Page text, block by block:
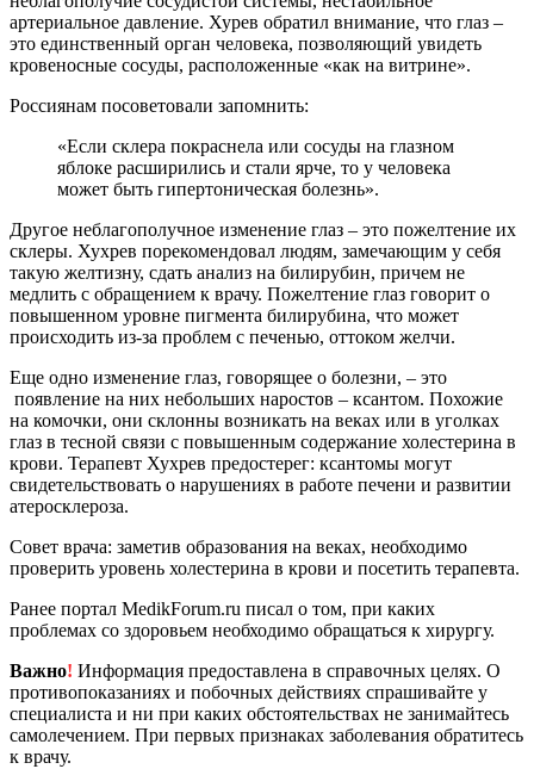
артериальное давление. Хурев обратил внимание, что глаз –
это единственный орган человека, позволяющий увидеть
кровеносные сосуды, расположенные «как на витрине».
Россиянам посоветовали запомнить:
«Если склера покраснела или сосуды на глазном
яблоке расширились и стали ярче, то у человека
может быть гипертоническая болезнь».
Другое неблагополучное изменение глаз – это пожелтение их
склеры. Хухрев порекомендовал людям, замечающим у себя
такую желтизну, сдать анализ на билирубин, причем не
медлить с обращением к врачу. Пожелтение глаз говорит о
повышенном уровне пигмента билирубина, что может
происходить из-за проблем с печенью, оттоком желчи.
Еще одно изменение глаз, говорящее о болезни, – это
появление на них небольших наростов – ксантом. Похожие
на комочки, они склонны возникать на веках или в уголках
глаз в тесной связи с повышенным содержание холестерина в
крови. Терапевт Хухрев предостерег: ксантомы могут
свидетельствовать о нарушениях в работе печени и развитии
атеросклероза.
Совет врача: заметив образования на веках, необходимо
проверить уровень холестерина в крови и посетить терапевта.
Ранее портал MedikForum.ru писал о том, при каких
проблемах со здоровьем необходимо обращаться к хирургу.
Важно! Информация предоставлена в справочных целях. О
противопоказаниях и побочных действиях спрашивайте у
специалиста и ни при каких обстоятельствах не занимайтесь
самолечением. При первых признаках заболевания обратитесь
к врачу.